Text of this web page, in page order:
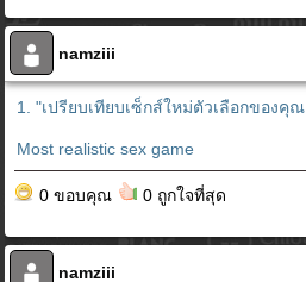
namziii
1. "เปรียบเทียบเซ็กส์ใหม่ตัวเลือกของคุณ.
Most realistic sex game
0 ขอบคุณ 0 ถูกใจที่สุด
namziii